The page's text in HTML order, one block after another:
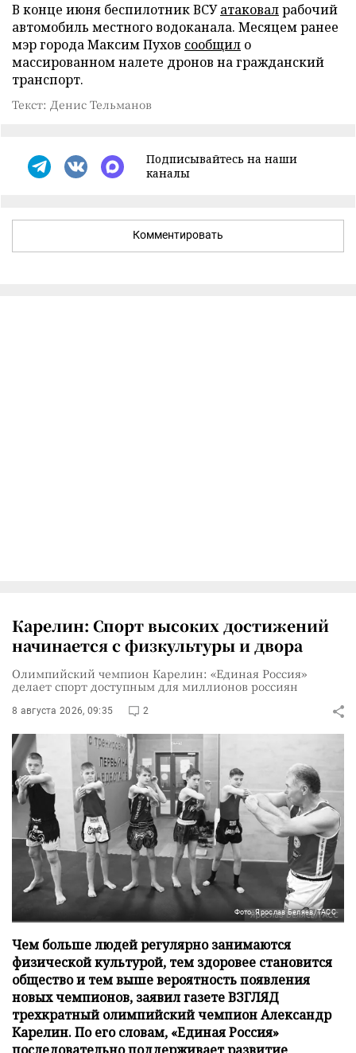
В конце июня беспилотник ВСУатаковалрабочий
автомобиль местного водоканала. Месяцем ранее
мэр города Максим Пухов сообщил о
массированном налете дронов на гражданский
транспорт.
Текст: Денис Тельманов
Подписывайтесь на наши
каналы
Комментировать
Карелин: Спорт высоких достижений
начинается с физкультуры и двора
Олимпийский чемпион Карелин: «Единая Россия»
делает спорт доступным для миллионов россиян
8 августа 2026, 09:35 2
Фото: Ярослав Беляев/ТАСС
Чем больше людей регулярно занимаются
физической культурой, тем здоровее становится
общество и тем выше вероятность появления
новых чемпионов, заявил газете ВЗГЛЯД
трехкратный олимпийский чемпион Александр
Карелин. По его словам, «Единая Россия»